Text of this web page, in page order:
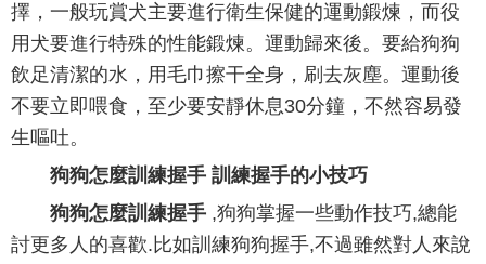
擇，一般玩賞犬主要進行衛生保健的運動鍛煉，而役
用犬要進行特殊的性能鍛煉。運動歸來後。要給狗狗
飲足清潔的水，用毛巾擦干全身，刷去灰塵。運動後
不要立即喂食，至少要安靜休息30分鐘，不然容易發
生嘔吐。
狗狗怎麼訓練握手 訓練握手的小技巧
狗狗怎麼訓練握手 ,狗狗掌握一些動作技巧,總能
討更多人的喜歡.比如訓練狗狗握手,不過雖然對人來說